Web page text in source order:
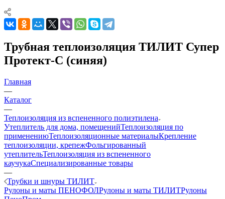
Трубная теплоизоляция ТИЛИТ Супер
Протект-С (синяя)
Главная
—
Каталог
—
Теплоизоляция из вспененного полиэтилена
Утеплитель для дома, помещенийТеплоизоляция по
применениюТеплоизоляционные материалыКрепление
теплоизоляции, крепежФольгированный
утеплительТеплоизоляция из вспененного
каучукаСпециализированные товары
—
Трубки и шнуры ТИЛИТ
Рулоны и маты ПЕНОФОЛРулоны и маты ТИЛИТРулоны